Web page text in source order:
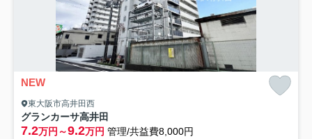
NEW
東大阪市高井田西
グランカーサ高井田
7.2万円～9.2万円 管理/共益費8,000円